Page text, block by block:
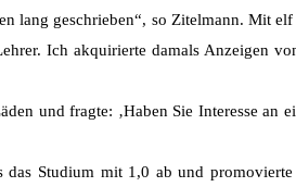
geschrieben“, so Zitelmann. Mit
Ich akquirierte damals Anzeigen
und fragte: ‚Haben Sie Interesse
das Studium mit 1,0 ab und